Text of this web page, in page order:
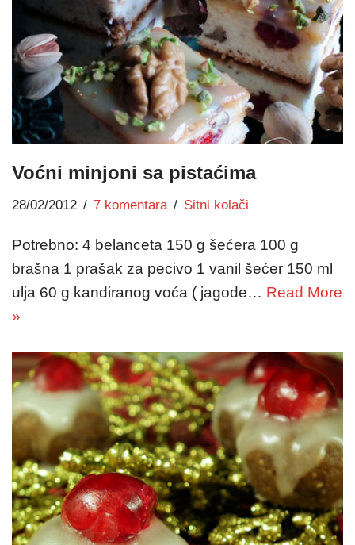
Voćni minjoni sa pistaćima
28/02/2012 7 komentara Sitni kolači
Potrebno: 4 belanceta 150 g šećera 100 g
brašna 1 prašak za pecivo 1 vanil šećer 150 ml
ulja 60 g kandiranog voća ( jagode… Read More
»